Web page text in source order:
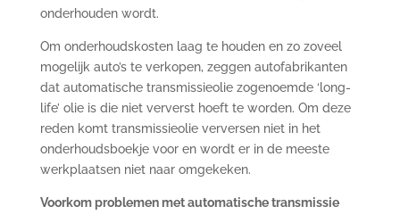
onderhouden wordt.
Om onderhoudskosten laag te houden en zo zoveel
mogelijk auto’s te verkopen, zeggen autofabrikanten
dat automatische transmissieolie zogenoemde ‘long-
life’ olie is die niet ververst hoeft te worden. Om deze
reden komt transmissieolie verversen niet in het
onderhoudsboekje voor en wordt er in de meeste
werkplaatsen niet naar omgekeken.
Voorkom problemen met automatische transmissie